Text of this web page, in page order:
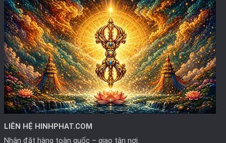
LIÊN HỆ HINHPHAT.COM
Nhận đặt hàng toàn quốc – giao tận nơi.